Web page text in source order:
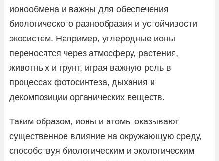
ионообмена и важны для обеспечения
биологического разнообразия и устойчивости
экосистем. Например, углеродные ионы
переносятся через атмосферу, растения,
животных и грунт, играя важную роль в
процессах фотосинтеза, дыхания и
декомпозиции органических веществ.
Таким образом, ионы и атомы оказывают
существенное влияние на окружающую среду,
способствуя биологическим и экологическим